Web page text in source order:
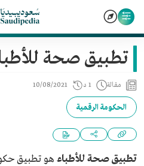
تطبيق صحة
مقالة 1 د 10/08/2021
الحكومة الرقمية
تطبيق صحة للأطباء هو تطبيق